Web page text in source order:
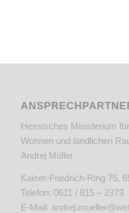
Hessisches Ministerium
Wohnen und ländlichen
Andrej Müller
Kaiser-Friedrich-Ring 75,
Telefon: 0611 / 815 – 2373
E-Mail: